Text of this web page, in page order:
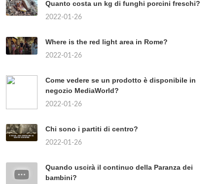
Quanto costa un kg di funghi porcini freschi?
2022-01-26
Where is the red light area in Rome?
2022-01-26
Come vedere se un prodotto è disponibile in
negozio MediaWorld?
2022-01-26
Chi sono i partiti di centro?
2022-01-26
Quando uscirà il continuo della Paranza dei
bambini?